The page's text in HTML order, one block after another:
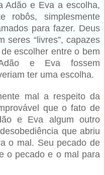
Adão e Eva a escolha,
robôs, simplesmente
para fazer. Deus
seres “livres”, capazes
escolher entre o bem
e Eva fossem
ter uma escolha.
mal a respeito da
que o fato de
e Eva algum outro
que abriu
o mal. Seu pecado de
o pecado e o mal para